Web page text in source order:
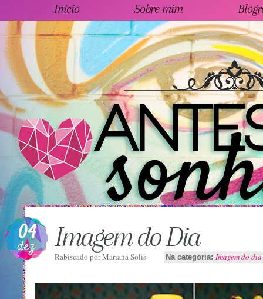
Início Sobre mim
04
dez Imagem do Dia
Rabiscado porMariana Solis Na categoria: Imagem do dia